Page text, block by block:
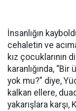
İnsanlığın
cehaletin ve
kız çocuklarının
karanlığında,
yok mu?” diye,
kalkan ellere,
yakarışlara karşı,